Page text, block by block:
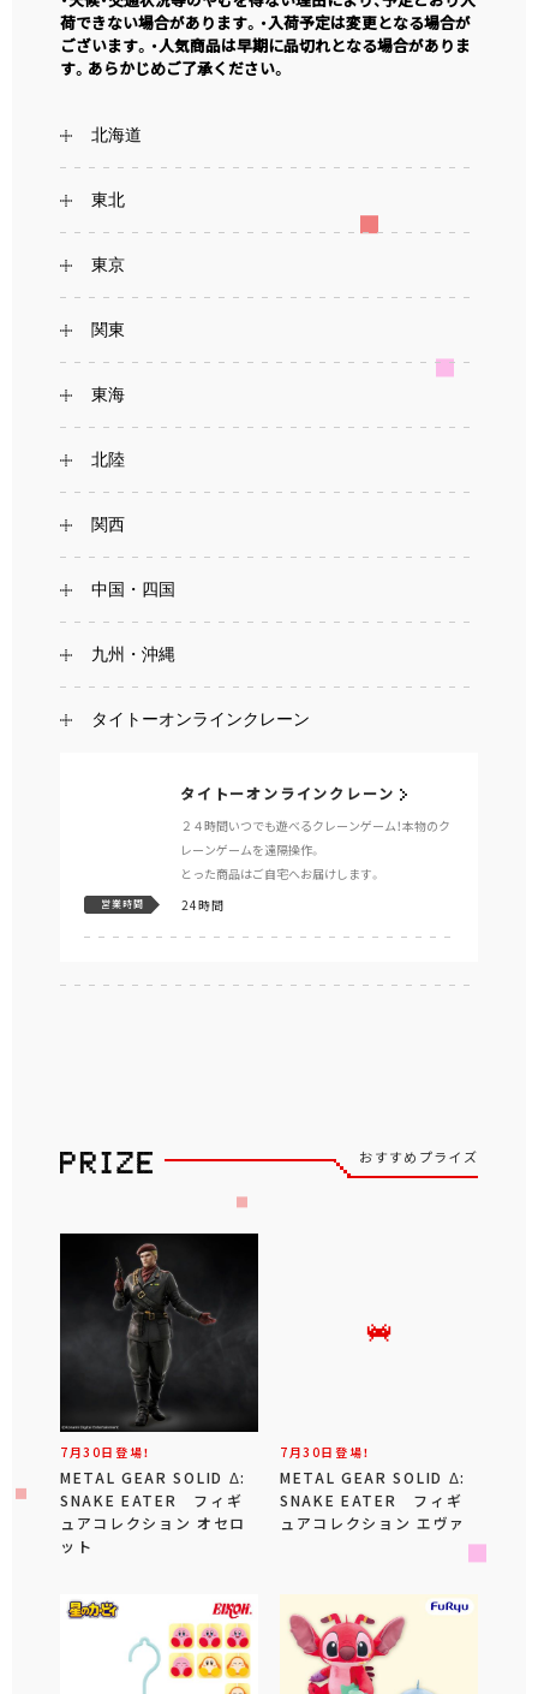
荷できない場合があります。・入荷予定は変更となる場合が
ございます。・人気商品は早期に品切れとなる場合がありま
す。あらかじめご了承ください。
北海道
東北
東京
関東
東海
北陸
関西
中国・四国
九州・沖縄
タイトーオンラインクレーン
タイトーオンラインクレーン
２４時間いつでも遊べるクレーンゲーム！本物のク
レーンゲームを遠隔操作。
とった商品はご自宅へお届けします。
営業時間 24時間
おすすめプライズ
7月30日登場！
METAL GEAR SOLID Δ:
SNAKE EATER フィギ
ュアコレクション オセロ
ット
7月30日登場！
METAL GEAR SOLID Δ:
SNAKE EATER フィギ
ュアコレクション エヴァ